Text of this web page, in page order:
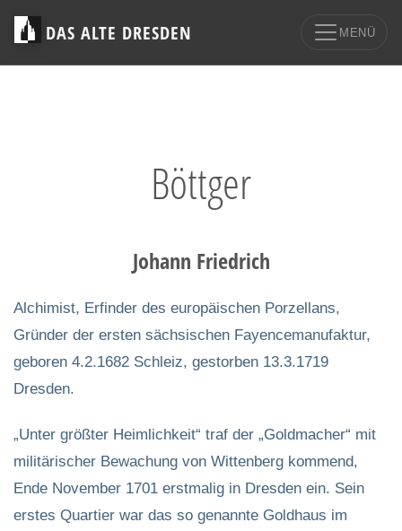
DAS ALTE DRESDEN MENÜ
Böttger
Johann Friedrich
Alchimist, Erfinder des europäischen Porzellans,
Gründer der ersten sächsischen Fayencemanufaktur,
geboren 4.2.1682 Schleiz, gestorben 13.3.1719
Dresden.
„Unter größter Heimlichkeit“ traf der „Goldmacher“ mit
militärischer Bewachung von Wittenberg kommend,
Ende November 1701 erstmalig in Dresden ein. Sein
erstes Quartier war das so genannte Goldhaus im